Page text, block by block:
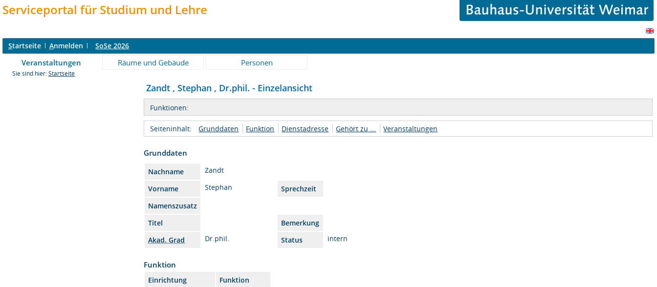
Serviceportal für Studium und Lehre
Startseite Anmelden SoSe 2026
Veranstaltungen Räume und Gebäude Personen
Sie sind hier: Startseite
Zandt , Stephan , Dr.phil. - Einzelansicht
Funktionen:
Seiteninhalt: Grunddaten Funktion Dienstadresse Gehört zu ... Veranstaltungen
Grunddaten
Nachname
Zandt
Vorname
Stephan
Sprechzeit
Namenszusatz
Titel
Bemerkung
Akad. Grad
Dr.phil. Status intern
Funktion
Einrichtung
Funktion